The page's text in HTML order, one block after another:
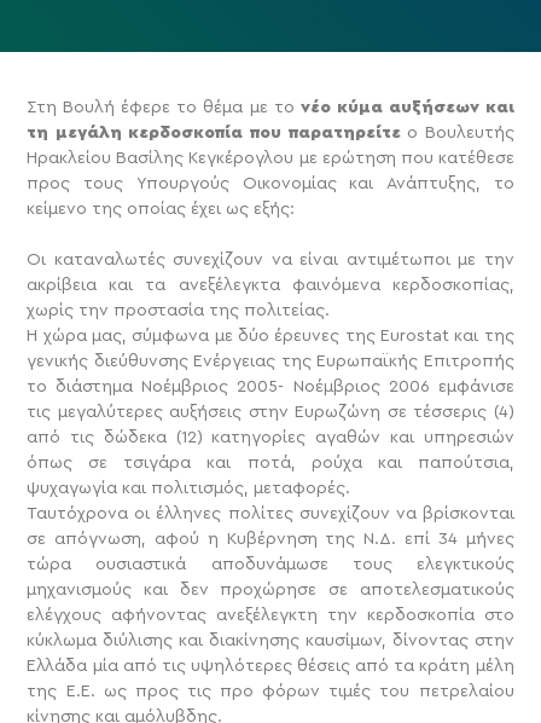
Στη Βουλή έφερε το θέμα με το νέο κύμα αυξήσεων και
τη μεγάλη κερδοσκοπία που παρατηρείτεο Βουλευτής
Ηρακλείου Βασίλης Κεγκέρογλου με ερώτηση που κατέθεσε
προς τους Υπουργούς Οικονομίας και Ανάπτυξης, το
κείμενο της οποίας έχει ως εξής:
Οι καταναλωτές συνεχίζουν να είναι αντιμέτωποι με την
ακρίβεια και τα ανεξέλεγκτα φαινόμενα κερδοσκοπίας,
χωρίς την προστασία της πολιτείας.
Η χώρα μας, σύμφωνα με δύο έρευνες της Eurostat και της
γενικής διεύθυνσης Ενέργειας της Ευρωπαϊκής Επιτροπής
το διάστημα Νοέμβριος 2005- Νοέμβριος 2006 εμφάνισε
τις μεγαλύτερες αυξήσεις στην Ευρωζώνη σε τέσσερις (4)
από τις δώδεκα (12) κατηγορίες αγαθών και υπηρεσιών
όπως σε τσιγάρα και ποτά, ρούχα και παπούτσια,
ψυχαγωγία και πολιτισμός, μεταφορές.
Ταυτόχρονα οι έλληνες πολίτες συνεχίζουν να βρίσκονται
σε απόγνωση, αφού η Κυβέρνηση της Ν.Δ. επί 34 μήνες
τώρα ουσιαστικά αποδυνάμωσε τους ελεγκτικούς
μηχανισμούς και δεν προχώρησε σε αποτελεσματικούς
ελέγχους αφήνοντας ανεξέλεγκτη την κερδοσκοπία στο
κύκλωμα διύλισης και διακίνησης καυσίμων, δίνοντας στην
Ελλάδα μία από τις υψηλότερες θέσεις από τα κράτη μέλη
της Ε.Ε. ως προς τις προ φόρων τιμές του πετρελαίου
κίνησης και αμόλυβδης.